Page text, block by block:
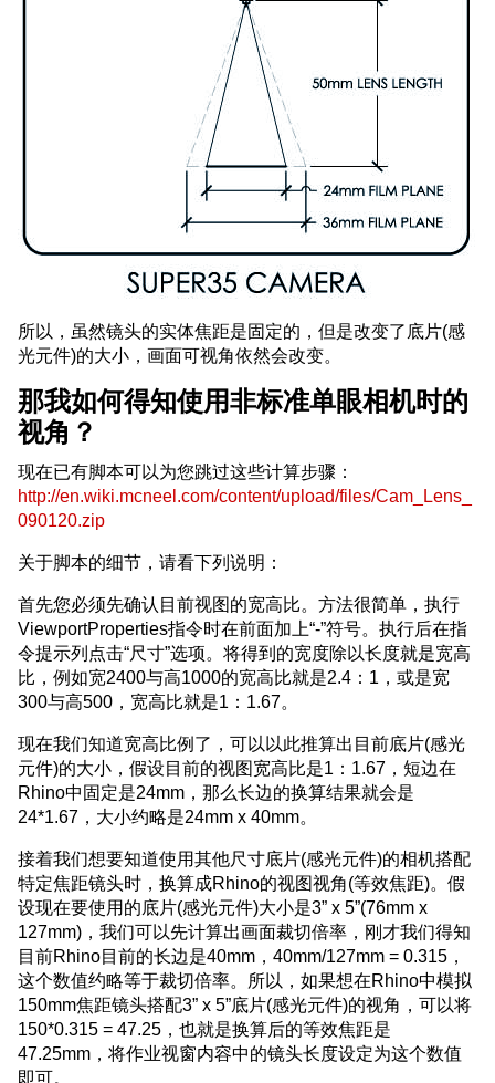
所以，虽然镜头的实体焦距是固定的，但是改变了底片(感
光元件)的大小，画面可视角依然会改变。
那我如何得知使用非标准单眼相机时的
视角？
现在已有脚本可以为您跳过这些计算步骤：
http://en.wiki.mcneel.com/content/upload/files/Cam_Lens_
090120.zip
关于脚本的细节，请看下列说明：
首先您必须先确认目前视图的宽高比。方法很简单，执行
ViewportProperties指令时在前面加上“-”符号。执行后在指
令提示列点击“尺寸”选项。将得到的宽度除以长度就是宽高
比，例如宽2400与高1000的宽高比就是2.4：1，或是宽
300与高500，宽高比就是1：1.67。
现在我们知道宽高比例了，可以以此推算出目前底片(感光
元件)的大小，假设目前的视图宽高比是1：1.67，短边在
Rhino中固定是24mm，那么长边的换算结果就会是
24*1.67，大小约略是24mm x 40mm。
接着我们想要知道使用其他尺寸底片(感光元件)的相机搭配
特定焦距镜头时，换算成Rhino的视图视角(等效焦距)。假
设现在要使用的底片(感光元件)大小是3” x 5”(76mm x
127mm)，我们可以先计算出画面裁切倍率，刚才我们得知
目前Rhino目前的长边是40mm，40mm/127mm = 0.315，
这个数值约略等于裁切倍率。所以，如果想在Rhino中模拟
150mm焦距镜头搭配3” x 5”底片(感光元件)的视角，可以将
150*0.315 = 47.25，也就是换算后的等效焦距是
47.25mm，将作业视窗内容中的镜头长度设定为这个数值
即可。